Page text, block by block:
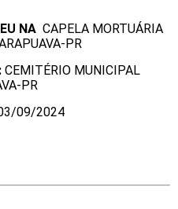
NA CAPELA MORTUÁRIA
PR
CEMITÉRIO MUNICIPAL
PR
09/2024